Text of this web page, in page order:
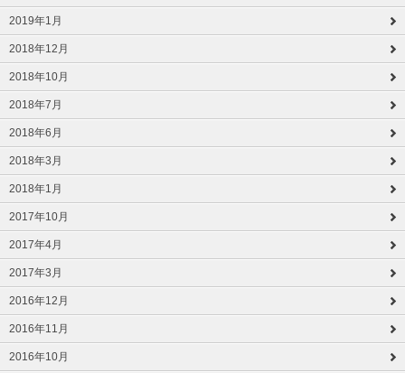
2019年1月
2018年12月
2018年10月
2018年7月
2018年6月
2018年3月
2018年1月
2017年10月
2017年4月
2017年3月
2016年12月
2016年11月
2016年10月